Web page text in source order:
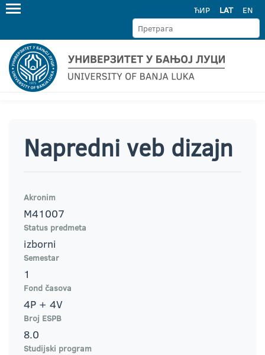
ЋИР LAT EN
Napredni veb dizajn
Akronim
M41007
Status predmeta
izborni
Semestar
1
Fond časova
4P + 4V
Broj ESPB
8.0
Studijski program